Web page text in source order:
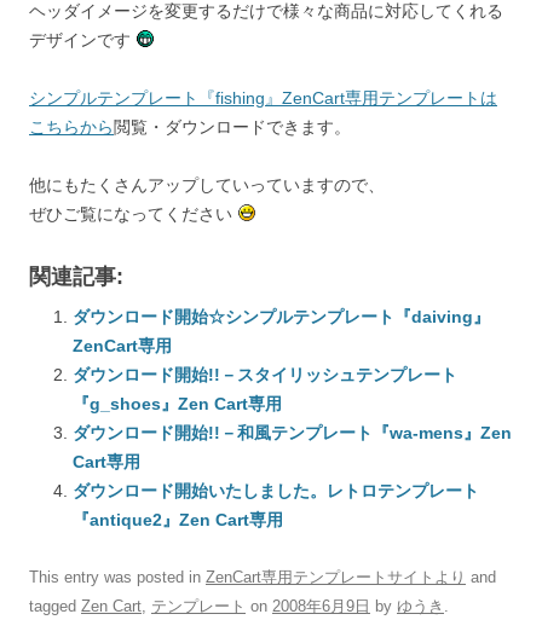
ヘッダイメージを変更するだけで様々な商品に対応してくれる
デザインです
シンプルテンプレート『fishing』ZenCart専用テンプレートは
こちらから閲覧・ダウンロードできます。
他にもたくさんアップしていっていますので、
ぜひご覧になってください
関連記事:
ダウンロード開始☆シンプルテンプレート『daiving』
ZenCart専用
ダウンロード開始!!－スタイリッシュテンプレート
『g_shoes』Zen Cart専用
ダウンロード開始!!－和風テンプレート『wa-mens』Zen
Cart専用
ダウンロード開始いたしました。レトロテンプレート
『antique2』Zen Cart専用
This entry was posted in ZenCart専用テンプレートサイトより and
tagged Zen Cart, テンプレート on 2008年6月9日 by ゆうき .